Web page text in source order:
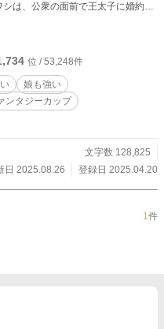
は、公衆の面前で王太子に婚約破
裏に隠れた黒幕の存在に気が付
乗り掛かった船。
的に買おうではないか！！ ※※
ばせながら参加してみます。
位 / 53,248件
娘も強い
ンタジーカップ
文字数 128,825
日 2025.08.26
登録日 2025.04.20
1件